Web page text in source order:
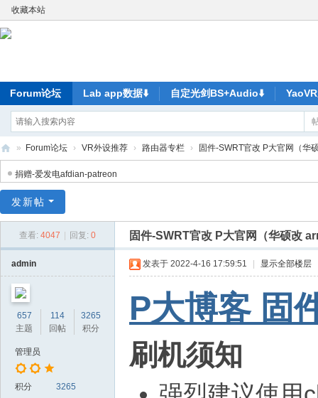
收藏本站
Forum论坛 Lab app数据⬇️ 自定光剑BS+Audio⬇️
o
元
» Forum论坛 › VR外设推荐 › 路由器专栏 › 固件-SWRT官改 P大官网（华
捐赠-爱发电afdian-patreon
发新帖
查看: 4047 回复: 0 固件-SWRT官改 P大官网（华硕改
admin
657
主题
114
回帖
3265
积分
管理员
积分 3265
发表于 2022-4-16 17:59:51 显示全部楼层
P大博客 固
刷机须知